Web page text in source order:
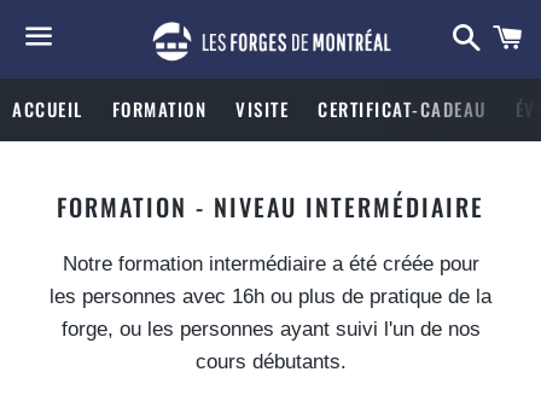
Search
ACCUEIL FORMATION VISITE CERTIFICAT-CADEAU
COLLECTION:
FORMATION - NIVEAU INTERMÉDIAIRE
Notre formation intermédiaire a été créée pour
les personnes avec 16h ou plus de pratique de la
forge, ou les personnes ayant suivi l'un de nos
cours débutants.